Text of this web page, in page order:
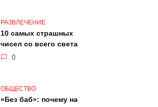
РАЗВЛЕЧЕНИЕ
10 самых страшных
чисел со всего света
0
ОБЩЕСТВО
«Без баб»: почему на